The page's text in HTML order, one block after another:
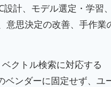
計、モデル選定・学習、
意思決定の改善、手作業
クトル検索に対応する
ベンダーに固定せず、ユ